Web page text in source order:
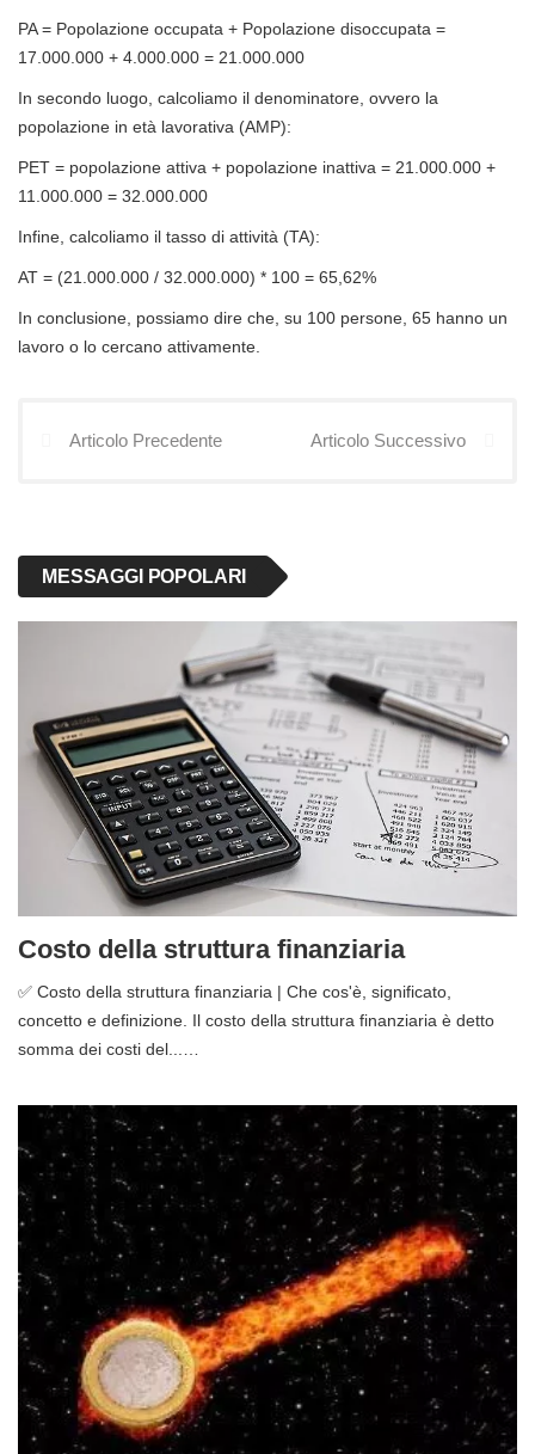
PA = Popolazione occupata + Popolazione disoccupata =
17.000.000 + 4.000.000 = 21.000.000
In secondo luogo, calcoliamo il denominatore, ovvero la
popolazione in età lavorativa (AMP):
PET = popolazione attiva + popolazione inattiva = 21.000.000 +
11.000.000 = 32.000.000
Infine, calcoliamo il tasso di attività (TA):
AT = (21.000.000 / 32.000.000) * 100 = 65,62%
In conclusione, possiamo dire che, su 100 persone, 65 hanno un
lavoro o lo cercano attivamente.
Articolo Precedente Articolo Successivo
MESSAGGI POPOLARI
Costo della struttura finanziaria
✅ Costo della struttura finanziaria | Che cos'è, significato,
concetto e definizione. Il costo della struttura finanziaria è detto
somma dei costi del...…